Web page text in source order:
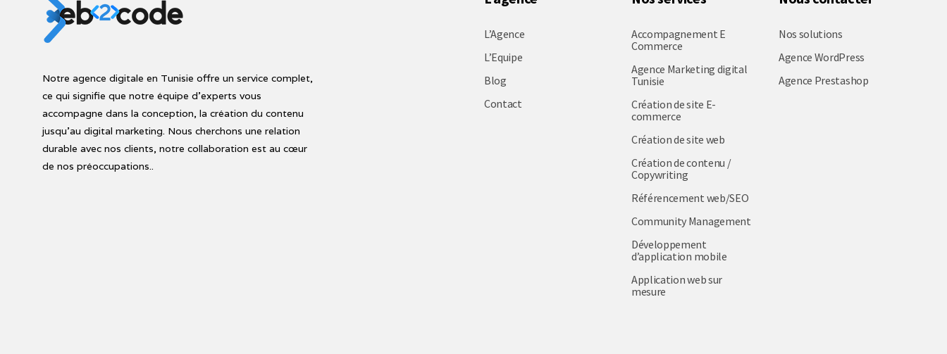
Notre agence digitale en Tunisie offre un service complet,
ce qui signifie que notre équipe d'experts vous
accompagne dans la conception, la création du contenu
jusqu'au digital marketing. Nous cherchons une relation
durable avec nos clients, notre collaboration est au cœur
de nos préoccupations..
L’Agence
L’Equipe
Blog
Contact
Accompagnement E
Commerce
Agence Marketing digital
Tunisie
Création de site E-
commerce
Création de site web
Création de contenu /
Copywriting
Référencement web/SEO
Community Management
Développement
d’application mobile
Application web sur
mesure
Nos solutions
Agence WordPress
Agence Prestashop